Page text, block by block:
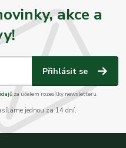
akce a
Přihlásit se
za účelem rozesílky newsletteru.
jednou za 14 dní.